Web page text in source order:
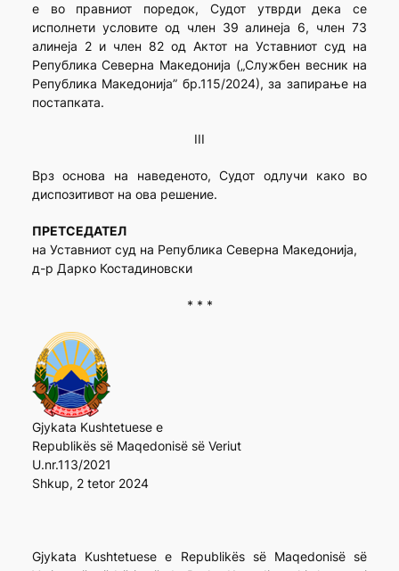
е во правниот поредок, Судот утврди дека се
исполнети условите од член 39 алинеја 6, член 73
алинеја 2 и член 82 од Актот на Уставниот суд на
Република Северна Македонија („Службен весник на
Република Македонија” бр.115/2024), за запирање на
постапката.
III
Врз основа на наведеното, Судот одлучи како во
диспозитивот на ова решение.
ПРЕТСЕДАТЕЛ
на Уставниот суд на Република Северна Македонија,
д-р Дарко Костадиновски
* * *
Gjykata Kushtetuese e
Republikës së Maqedonisë së Veriut
U.nr.113/2021
Shkup, 2 tetor 2024
Gjykata Kushtetuese e Republikës së Maqedonisë së